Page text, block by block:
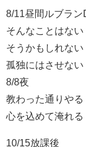
8/11昼間ルブラン
そんなことはない
そうかもしれな
孤独にはさせな
8/8夜
教わった通りや
心を込めて淹れ
10/15放課後